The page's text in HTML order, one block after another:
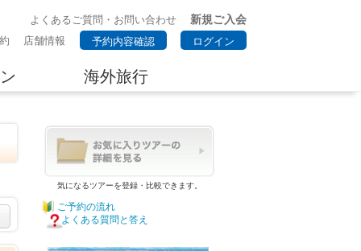
よくあるご質問・お問い合わせ 新規ご入会
店舗情報 予約内容確認 ログイン
海外旅行
気になるツアーを登録・比較できます。
ご予約の流れ
よくある質問と答え